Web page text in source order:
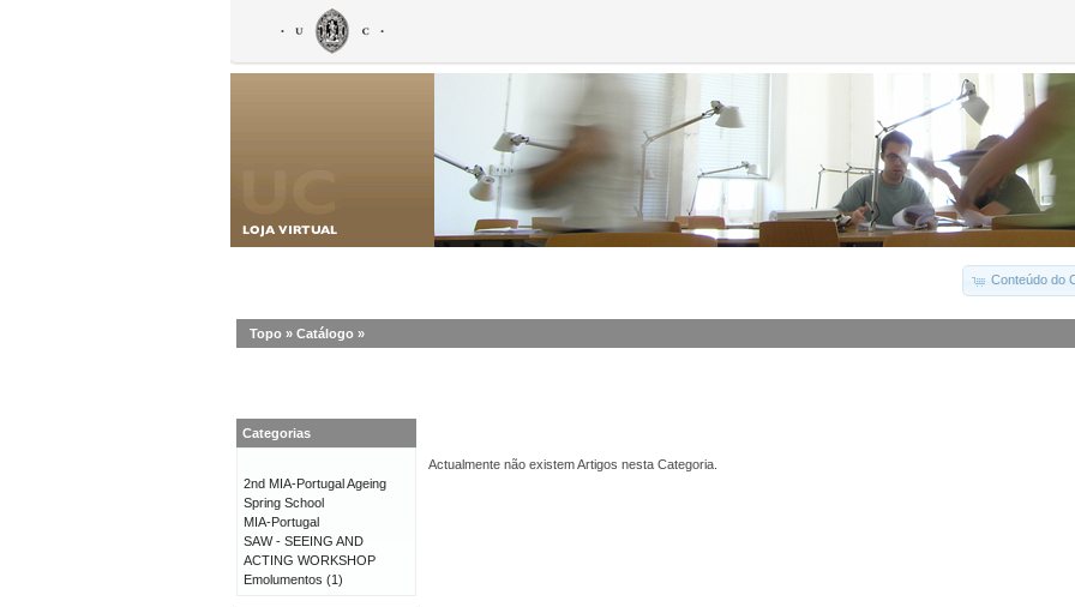
Conteúdo do
Topo » Catálogo »
Actualmente não existem Artigos nesta Categoria.
Categorias
2nd MIA-Portugal Ageing
Spring School
MIA-Portugal
SAW - SEEING AND
ACTING WORKSHOP
Emolumentos (1)